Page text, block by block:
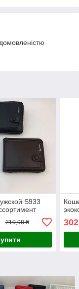
S933
210,98 ₴